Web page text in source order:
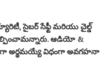
సైబర్ సేఫ్టీ మరియు చైల్డ్
ఆడియో &
అర్థమయ్యే విధంగా అవగహనా